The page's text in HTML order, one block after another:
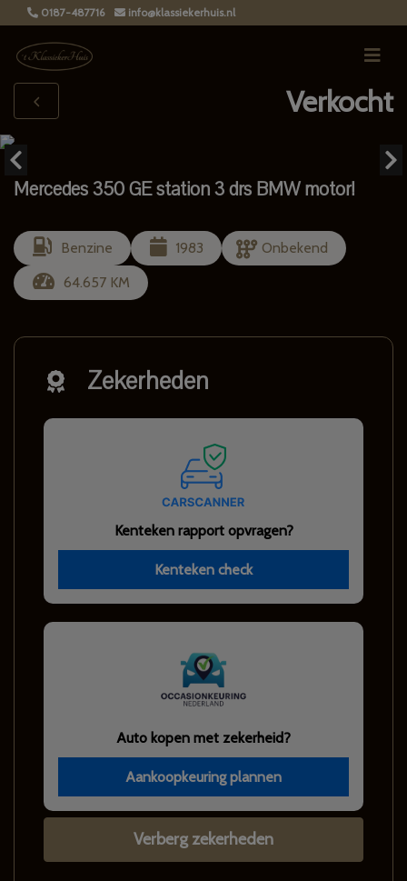
0187-487716 info@klassiekerhuis.nl
Verkocht
Mercedes 350 GE station 3 drs BMW motor!
Benzine 1983
Onbekend
64.657 KM
Zekerheden
Kenteken rapport opvragen?
Kenteken check
Auto kopen met zekerheid?
Aankoopkeuring plannen
Verberg zekerheden